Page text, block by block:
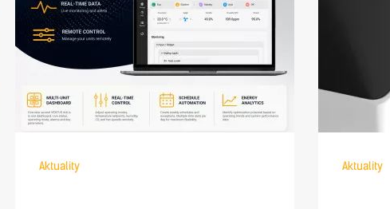
Aktuality Aktuality